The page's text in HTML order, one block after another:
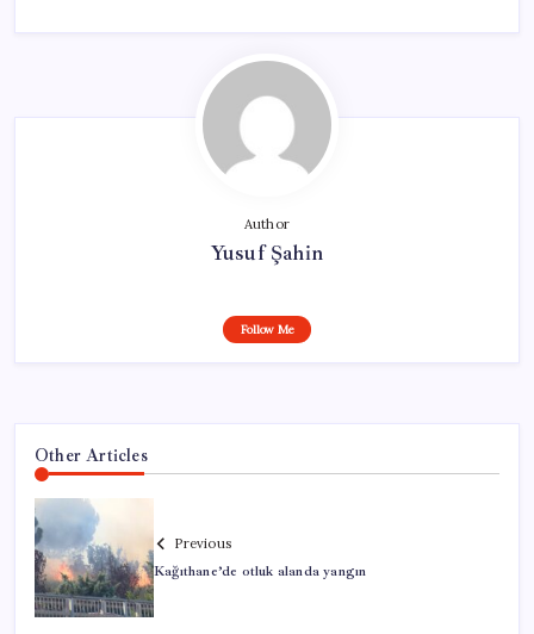
Author
Yusuf Şahin
Follow Me
Other Articles
Previous
Kağıthane’de otluk alanda yangın